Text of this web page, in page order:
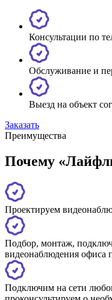
Консультации по
Обслуживание и
Выезд на объект
Заказать
Преимущества
Почему
Проектируем
Подбор, монтаж,
видеонаблюдения офиса
Подключим на сети